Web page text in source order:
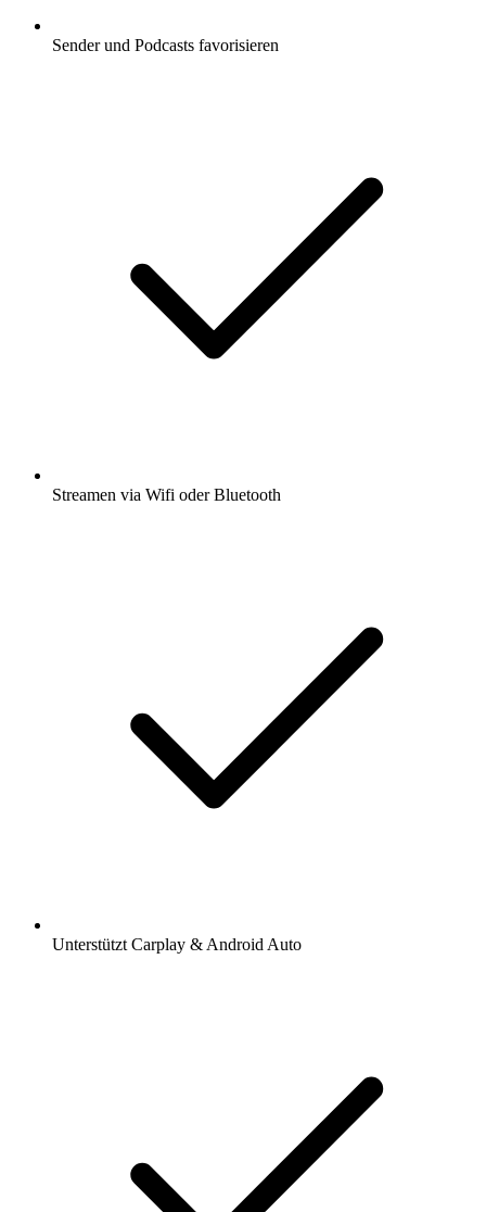
Sender und Podcasts favorisieren
Streamen via Wifi oder Bluetooth
Unterstützt Carplay & Android Auto